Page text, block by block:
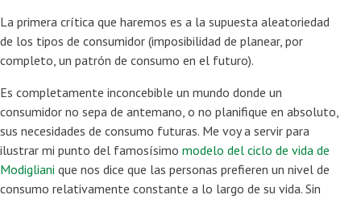
La primera crítica que haremos es a la supuesta aleatoriedad
de los tipos de consumidor (imposibilidad de planear, por
completo, un patrón de consumo en el futuro).
Es completamente inconcebible un mundo donde un
consumidor no sepa de antemano, o no planifique en absoluto,
sus necesidades de consumo futuras. Me voy a servir para
ilustrar mi punto del famosísimo modelo del ciclo de vida de
Modigliani que nos dice que las personas prefieren un nivel de
consumo relativamente constante a lo largo de su vida. Sin